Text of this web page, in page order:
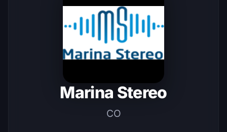
Marina Stereo
CO